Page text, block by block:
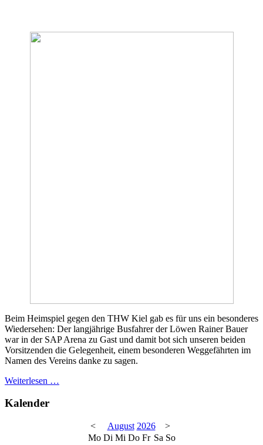
Beim Heimspiel gegen den THW Kiel gab es für uns ein besonderes
Wiedersehen: Der langjährige Busfahrer der Löwen Rainer Bauer
war in der SAP Arena zu Gast und damit bot sich unseren beiden
Vorsitzenden die Gelegenheit, einem besonderen Weggefährten im
Namen des Vereins danke zu sagen.
Weiterlesen …
Kalender
< August 2026
>
Mo Di Mi Do Fr Sa So